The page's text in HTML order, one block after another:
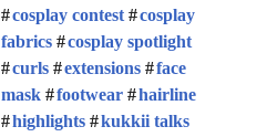
cosplay contest
cosplay
fabrics
cosplay spotlight
curls
extensions
face
mask
footwear
hairline
highlights
kukkii talks